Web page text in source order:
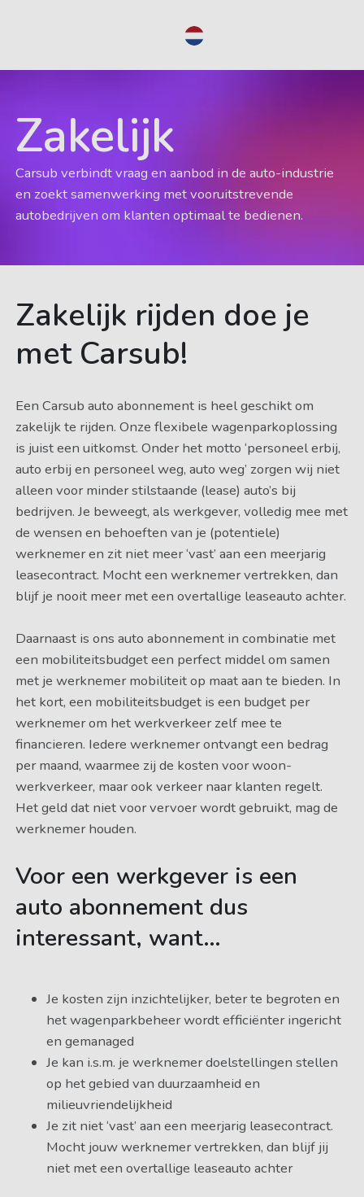
Zakelijk
Carsub verbindt vraag en aanbod in de auto-industrie
en zoekt samenwerking met vooruitstrevende
autobedrijven om klanten optimaal te bedienen.
Zakelijk rijden doe je
met Carsub!
Een Carsub auto abonnement is heel geschikt om
zakelijk te rijden. Onze flexibele wagenparkoplossing
is juist een uitkomst. Onder het motto ‘personeel erbij,
auto erbij en personeel weg, auto weg’ zorgen wij niet
alleen voor minder stilstaande (lease) auto’s bij
bedrijven. Je beweegt, als werkgever, volledig mee met
de wensen en behoeften van je (potentiele)
werknemer en zit niet meer ‘vast’ aan een meerjarig
leasecontract. Mocht een werknemer vertrekken, dan
blijf je nooit meer met een overtallige leaseauto achter.
Daarnaast is ons auto abonnement in combinatie met
een mobiliteitsbudget een perfect middel om samen
met je werknemer mobiliteit op maat aan te bieden. In
het kort, een mobiliteitsbudget is een budget per
werknemer om het werkverkeer zelf mee te
financieren. Iedere werknemer ontvangt een bedrag
per maand, waarmee zij de kosten voor woon-
werkverkeer, maar ook verkeer naar klanten regelt.
Het geld dat niet voor vervoer wordt gebruikt, mag de
werknemer houden.
Voor een werkgever is een
auto abonnement dus
interessant, want…
Je kosten zijn inzichtelijker, beter te begroten en
het wagenparkbeheer wordt efficiënter ingericht
en gemanaged
Je kan i.s.m. je werknemer doelstellingen stellen
op het gebied van duurzaamheid en
milieuvriendelijkheid
Je zit niet ‘vast’ aan een meerjarig leasecontract.
Mocht jouw werknemer vertrekken, dan blijf jij
niet met een overtallige leaseauto achter